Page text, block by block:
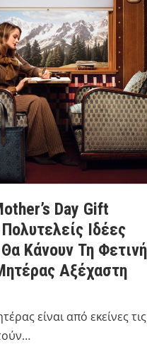
Day Gift
Ιδέες
Κάνουν Τη Φετινή
Αξέχαστη
είναι από εκείνες τις